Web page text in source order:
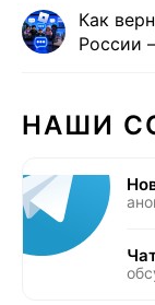
Как
России
НАШИ